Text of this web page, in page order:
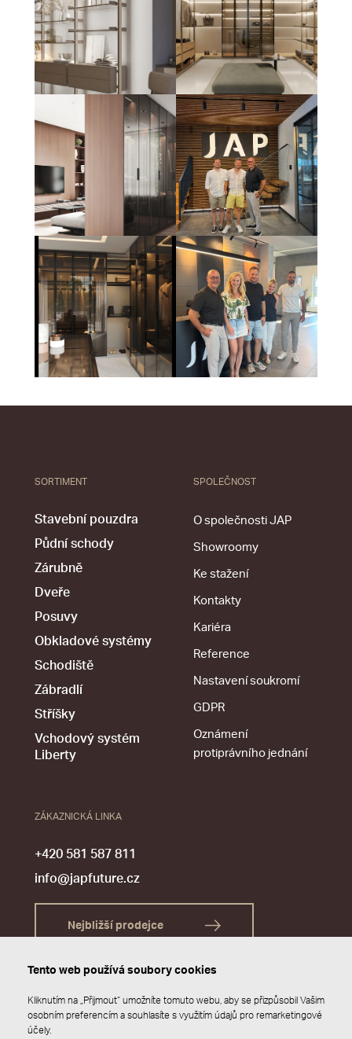
SORTIMENT
Stavební pouzdra
Půdní schody
Zárubně
Dveře
Posuvy
Obkladové systémy
Schodiště
Zábradlí
Stříšky
Vchodový systém
Liberty
SPOLEČNOST
O společnosti JAP
Showroomy
Ke stažení
Kontakty
Kariéra
Reference
Nastavení soukromí
GDPR
Oznámení
protiprávního jednání
ZÁKAZNICKÁ LINKA
+420 581 587 811
info@japfuture.cz
Nejbližší prodejce
Tento web používá soubory cookies
Kliknutím na „Přijmout“ umožníte tomuto webu, aby se přizpůsobil Vašim
osobním preferencím a souhlasíte s využitím údajů pro remarketingové
účely.